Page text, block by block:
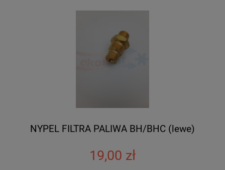
NYPEL FILTRA PALIWA BH/BHC (lewe)
19,00 zł